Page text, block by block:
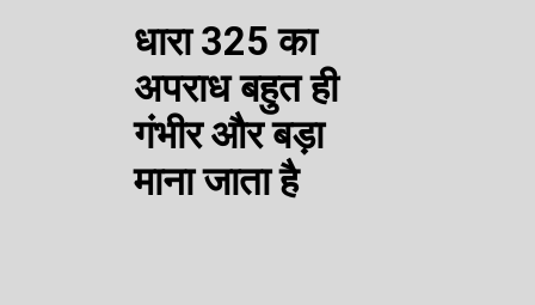
धारा 325 का
अपराध बहुत ही
गंभीर और बड़ा
माना जाता है